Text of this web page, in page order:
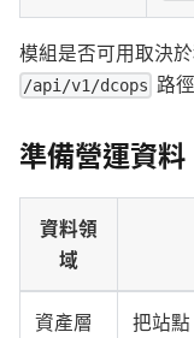
模組是否可用取決
/api/v1/dcops 路
準備營運資料
資料領
域
資產層
把站